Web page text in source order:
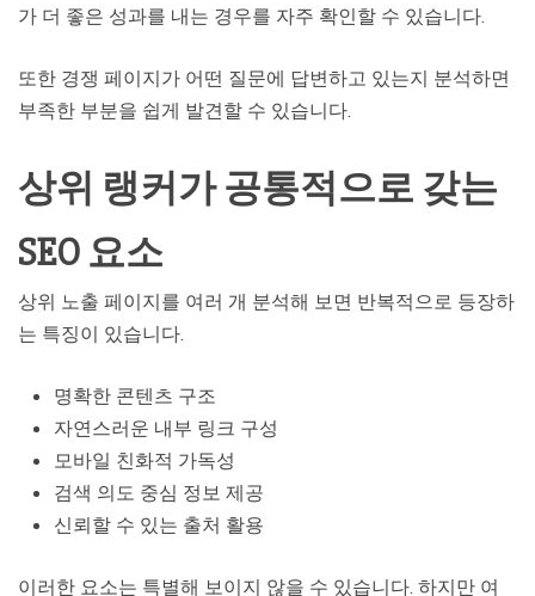
가 더 좋은 성과를 내는 경우를 자주 확인할 수 있습니다.
또한 경쟁 페이지가 어떤 질문에 답변하고 있는지 분석하면
부족한 부분을 쉽게 발견할 수 있습니다.
상위 랭커가 공통적으로 갖는
SEO 요소
상위 노출 페이지를 여러 개 분석해 보면 반복적으로 등장하
는 특징이 있습니다.
명확한 콘텐츠 구조
자연스러운 내부 링크 구성
모바일 친화적 가독성
검색 의도 중심 정보 제공
신뢰할 수 있는 출처 활용
이러한 요소는 특별해 보이지 않을 수 있습니다. 하지만 여